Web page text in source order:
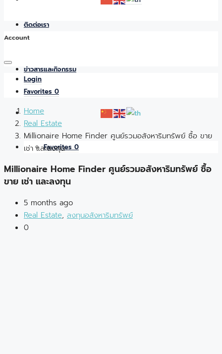
ติดต่อเรา
ข่าวสารและกิจกรรม
Favorites 0
Account
Login
Favorites 0
Home
Real Estate
Millionaire Home Finder ศูนย์รวมอสังหาริมทรัพย์ ซื้อ ขาย
เช่า และลงทุน
Millionaire Home Finder ศูนย์รวมอสังหาริมทรัพย์ ซื้อ
ขาย เช่า และลงทุน
5 months ago
Real Estate, ลงทุนอสังหาริมทรัพย์
0